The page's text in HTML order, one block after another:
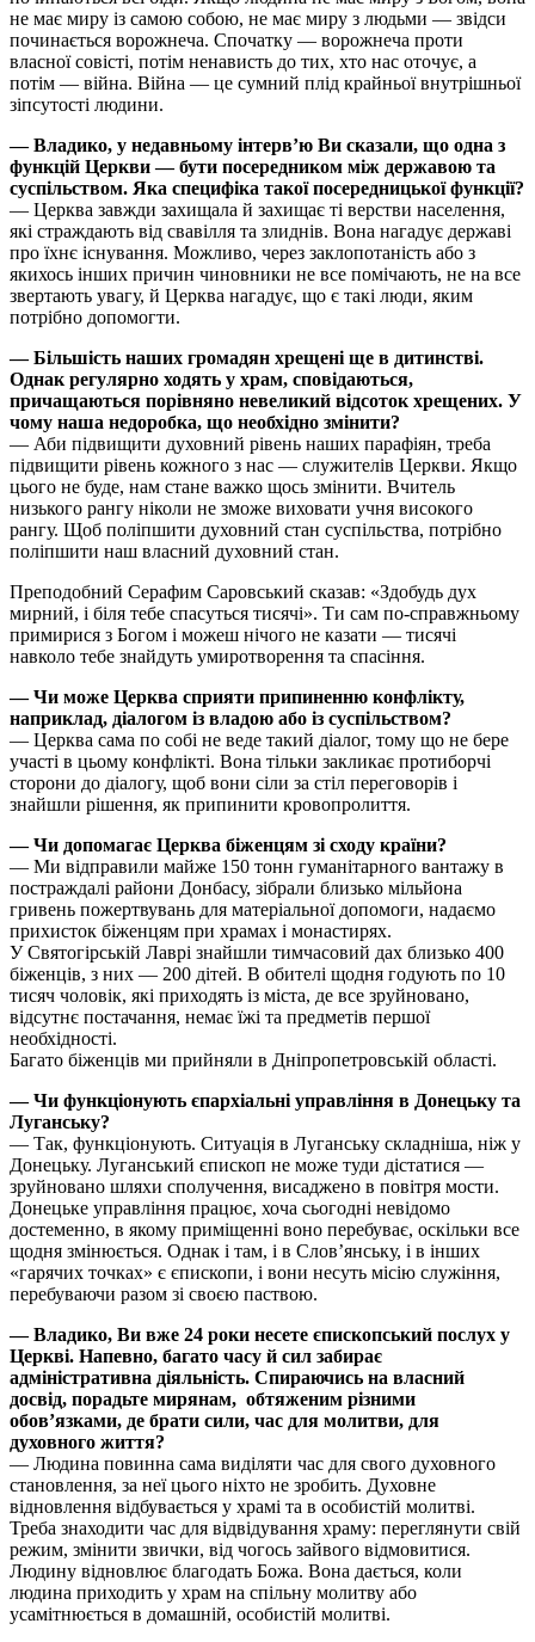
не має миру із самою собою, не має миру з людьми — звідси
починається ворожнеча. Спочатку — ворожнеча проти
власної совісті, потім ненависть до тих, хто нас оточує, а
потім — війна. Війна — це сумний плід крайньої внутрішньої
зіпсутості людини.
— Владико, у недавньому інтерв’ю Ви сказали, що одна з
функцій Церкви — бути посередником між державою та
суспільством. Яка специфіка такої посередницької функції?
— Церква завжди захищала й захищає ті верстви населення,
які страждають від свавілля та злиднів. Вона нагадує державі
про їхнє існування. Можливо, через заклопотаність або з
якихось інших причин чиновники не все помічають, не на все
звертають увагу, й Церква нагадує, що є такі люди, яким
потрібно допомогти.
— Більшість наших громадян хрещені ще в дитинстві.
Однак регулярно ходять у храм, сповідаються,
причащаються порівняно невеликий відсоток хрещених. У
чому наша недоробка, що необхідно змінити?
— Аби підвищити духовний рівень наших парафіян, треба
підвищити рівень кожного з нас — служителів Церкви. Якщо
цього не буде, нам стане важко щось змінити. Вчитель
низького рангу ніколи не зможе виховати учня високого
рангу. Щоб поліпшити духов­ний стан суспільства, потрібно
поліпшити наш власний духовний стан.
Преподобний Серафим Саровський сказав: «Здобудь дух
мирний, і біля тебе спасуться тисячі». Ти сам по-справжньому
примирися з Богом і можеш нічого не казати — тисячі
навколо тебе знайдуть умиротворення та спасіння.
— Чи може Церква сприяти припиненню конфлікту,
наприклад, діалогом із владою або із суспільством?
— Церква сама по собі не веде такий діалог, тому що не бере
участі в цьому конфлікті. Вона тільки закликає протиборчі
сторони до діалогу, щоб вони сіли за стіл переговорів і
знайшли рішення, як припинити кровопролиття.
— Чи допомагає Церква біженцям зі сходу країни?
— Ми відправили майже 150 тонн гуманітарного вантажу в
постраждалі райони Донбасу, зібрали близько мільйона
гривень пожертвувань для матеріальної допомоги, надаємо
прихисток біженцям при храмах і монастирях.
У Святогірській Лаврі знайшли тимчасовий дах близько 400
біженців, з них — 200 дітей. В обителі щодня годують по 10
тисяч чоловік, які приходять із міста, де все зруйновано,
відсутнє постачання, немає їжі та предметів першої
необхідності.
Багато біженців ми прийняли в Дніпропетровській області.
— Чи функціонують єпархіальні управління в Донецьку та
Луганську?
— Так, функціонують. Ситуація в Луганську складніша, ніж у
Донецьку. Луганський єпископ не може туди дістатися —
зруйновано шляхи сполучення, висаджено в повітря мости.
Донецьке управління працює, хоча сьогодні невідомо
достеменно, в якому приміщенні воно перебуває, оскільки все
щодня змінюється. Однак і там, і в Слов’янську, і в інших
«гарячих точках» є єпископи, і вони несуть місію служіння,
перебуваючи разом зі своєю паствою.
— Владико, Ви вже 24 роки несете єпископський послух у
Церкві. Напевно, багато часу й сил забирає
адміністративна діяльність. Спираючись на власний
досвід, порадьте мирянам, обтяженим різними
обов’язками, де брати сили, час для молитви, для
духовного життя?
— Людина повинна сама виділяти час для свого духовного
становлення, за неї цього ніхто не зробить. Духовне
відновлення відбувається у храмі та в особистій молитві.
Треба знаходити час для відвідування храму: переглянути свій
режим, змінити звички, від чогось зайвого відмовитися.
Людину відновлює благодать Божа. Вона дається, коли
людина приходить у храм на спільну молитву або
усамітнюється в домашній, особистій молитві.